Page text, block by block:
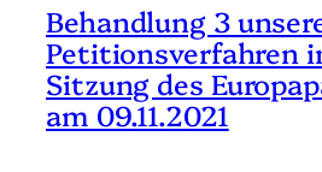
Behandlung 3
Petitionsverfahren
Sitzung des
am 09.11.2021